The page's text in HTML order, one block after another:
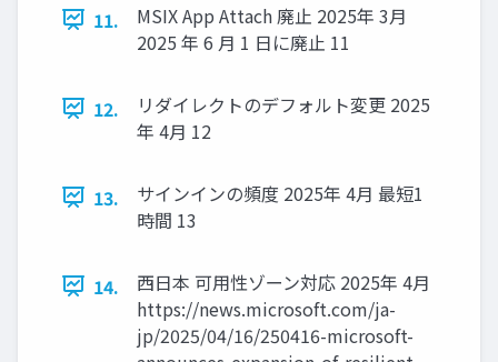
11.
MSIX App Attach 廃止 2025年 3月
2025 年 6 月 1 日に廃止 11
12.
リダイレクトのデフォルト変更 2025
年 4月 12
13.
サインインの頻度 2025年 4月 最短1
時間 13
14.
西日本 可用性ゾーン対応 2025年 4月
https://news.microsoft.com/ja-
jp/2025/04/16/250416-microsoft-